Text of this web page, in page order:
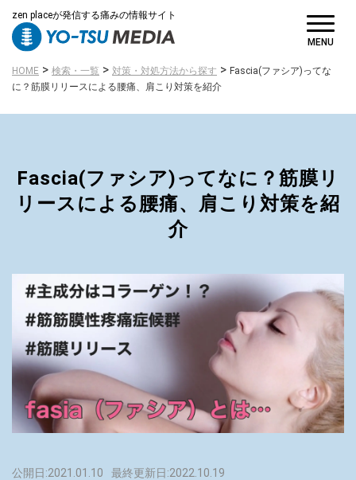
zen placeが発信する痛みの情報サイト
MENU
HOME > 検索・一覧 > 対策・対処方法から探す > Fascia(ファシア)ってな
に？筋膜リリースによる腰痛、肩こり対策を紹介
Fascia(ファシア)ってなに？筋膜リ
リースによる腰痛、肩こり対策を紹
介
公開日:2021.01.10 最終更新日:2022.10.19